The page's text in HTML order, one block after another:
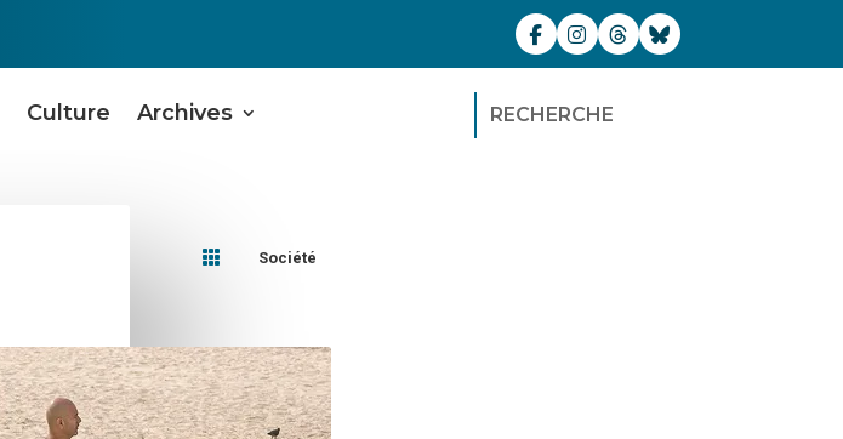
Culture Archives RECHERCHE
 Société